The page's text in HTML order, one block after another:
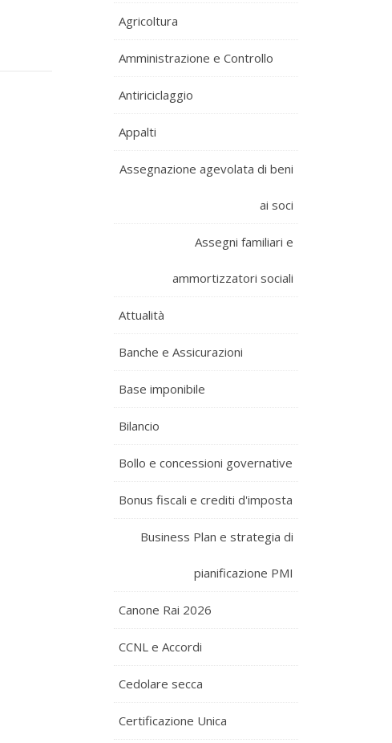
Agricoltura
Amministrazione e Controllo
Antiriciclaggio
Appalti
Assegnazione agevolata di beni
ai soci
Assegni familiari e
ammortizzatori sociali
Attualità
Banche e Assicurazioni
Base imponibile
Bilancio
Bollo e concessioni governative
Bonus fiscali e crediti d'imposta
Business Plan e strategia di
pianificazione PMI
Canone Rai 2026
CCNL e Accordi
Cedolare secca
Certificazione Unica